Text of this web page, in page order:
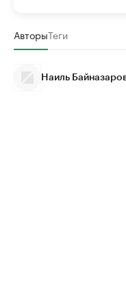
АвторыТеги
Наиль